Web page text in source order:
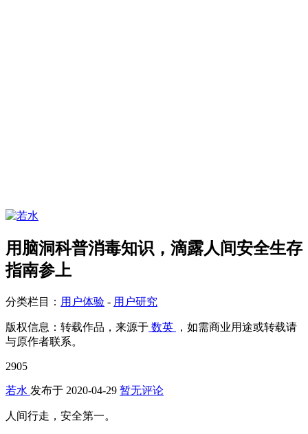
用脑洞科普消毒知识，滴露人间安全生存
指南参上
分类栏目： 用户体验 - 用户研究
版权信息： 转载作品，来源于 数英
，如需商业用途或转载请
与原作者联系。
2905
若水 发布于 2020-04-29 暂无评论
人间行走，安全第一。